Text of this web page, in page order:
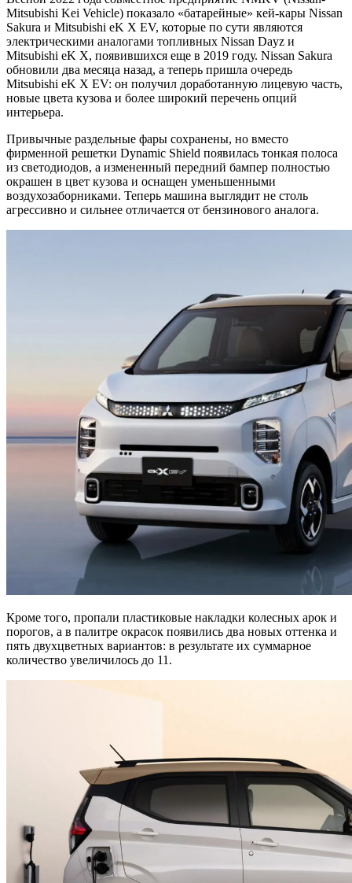
Mitsubishi Kei Vehicle) показало «батарейные» кей-кары Nissan
Sakura и Mitsubishi eK X EV, которые по сути являются
электрическими аналогами топливных Nissan Dayz и
Mitsubishi eK X, появившихся еще в 2019 году. Nissan Sakura
обновили два месяца назад, а теперь пришла очередь
Mitsubishi eK X EV: он получил доработанную лицевую часть,
новые цвета кузова и более широкий перечень опций
интерьера.
Привычные раздельные фары сохранены, но вместо
фирменной решетки Dynamic Shield появилась тонкая полоса
из светодиодов, а измененный передний бампер полностью
окрашен в цвет кузова и оснащен уменьшенными
воздухозаборниками. Теперь машина выглядит не столь
агрессивно и сильнее отличается от бензинового аналога.
Кроме того, пропали пластиковые накладки колесных арок и
порогов, а в палитре окрасок появились два новых оттенка и
пять двухцветных вариантов: в результате их суммарное
количество увеличилось до 11.